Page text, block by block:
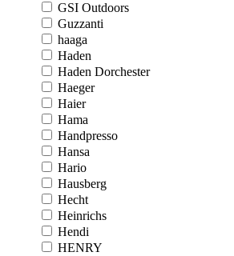
GSI Outdoors
Guzzanti
haaga
Haden
Haden Dorchester
Haeger
Haier
Hama
Handpresso
Hansa
Hario
Hausberg
Hecht
Heinrichs
Hendi
HENRY